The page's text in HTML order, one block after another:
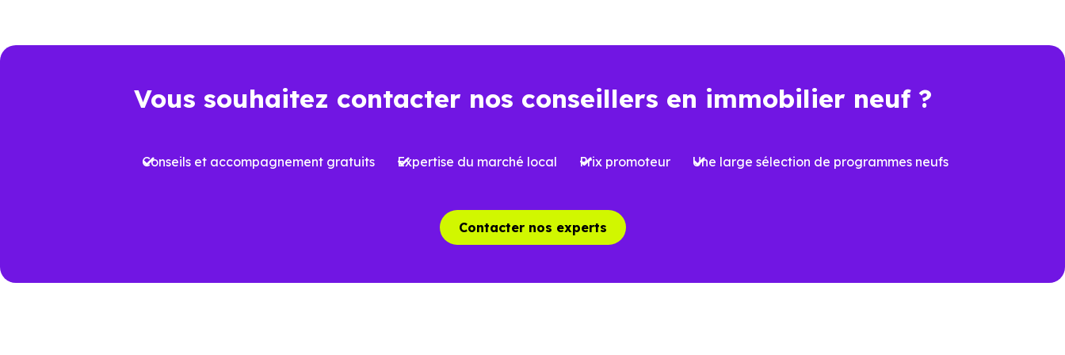
réduite
énergétique
prévoir
des charges mieux maîtrisées
Vous souhaitez contacter nos conseillers en immobilier neuf ?
Conseils et accompagnement gratuits Expertise du marché local Prix promoteur Une large sélection de programmes neufs
Contacter nos experts